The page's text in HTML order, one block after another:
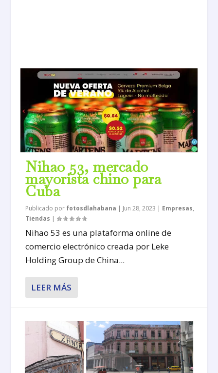
Nihao 53, mercado
mayorista chino para
Cuba
Publicado por fotosdlahabana | Jun 28, 2023 | Empresas,
Tiendas |
Nihao 53 es una plataforma online de
comercio electrónico creada por Leke
Holding Group de China...
LEER MÁS